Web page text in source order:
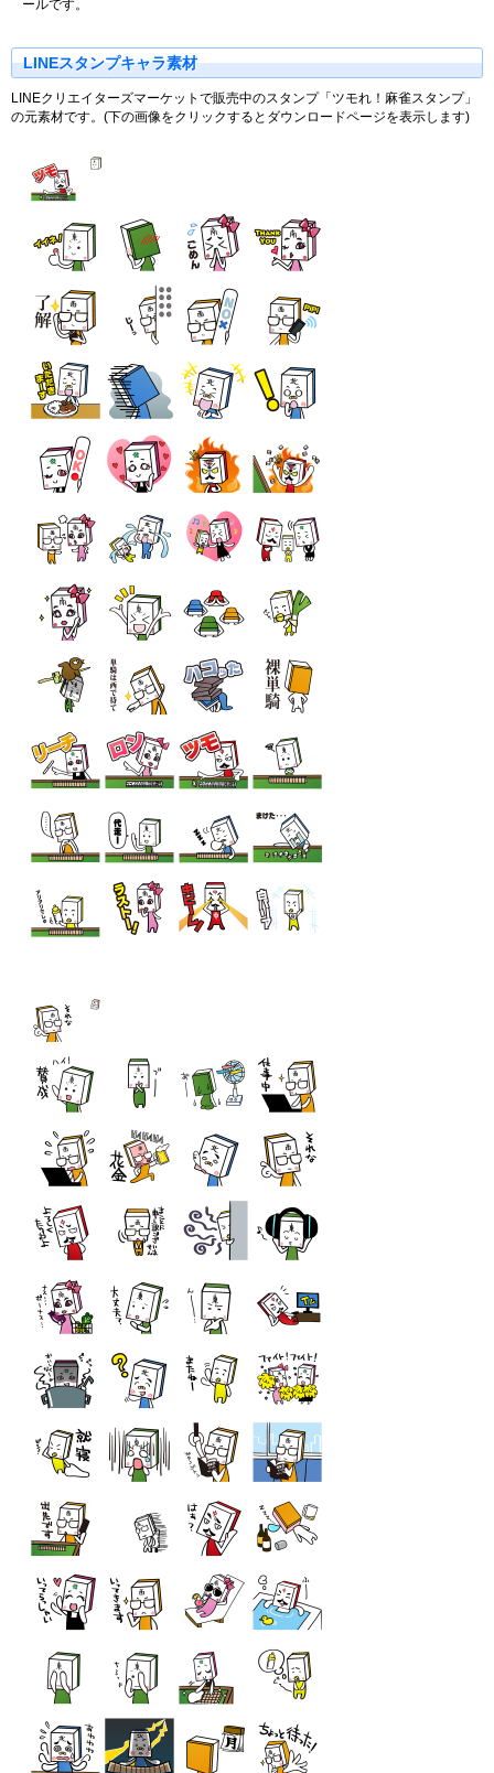
ールです。
LINEスタンプキャラ素材
LINEクリエイターズマーケットで販売中のスタンプ「ツモれ！麻雀スタンプ」
の元素材です。(下の画像をクリックするとダウンロードページを表示します)